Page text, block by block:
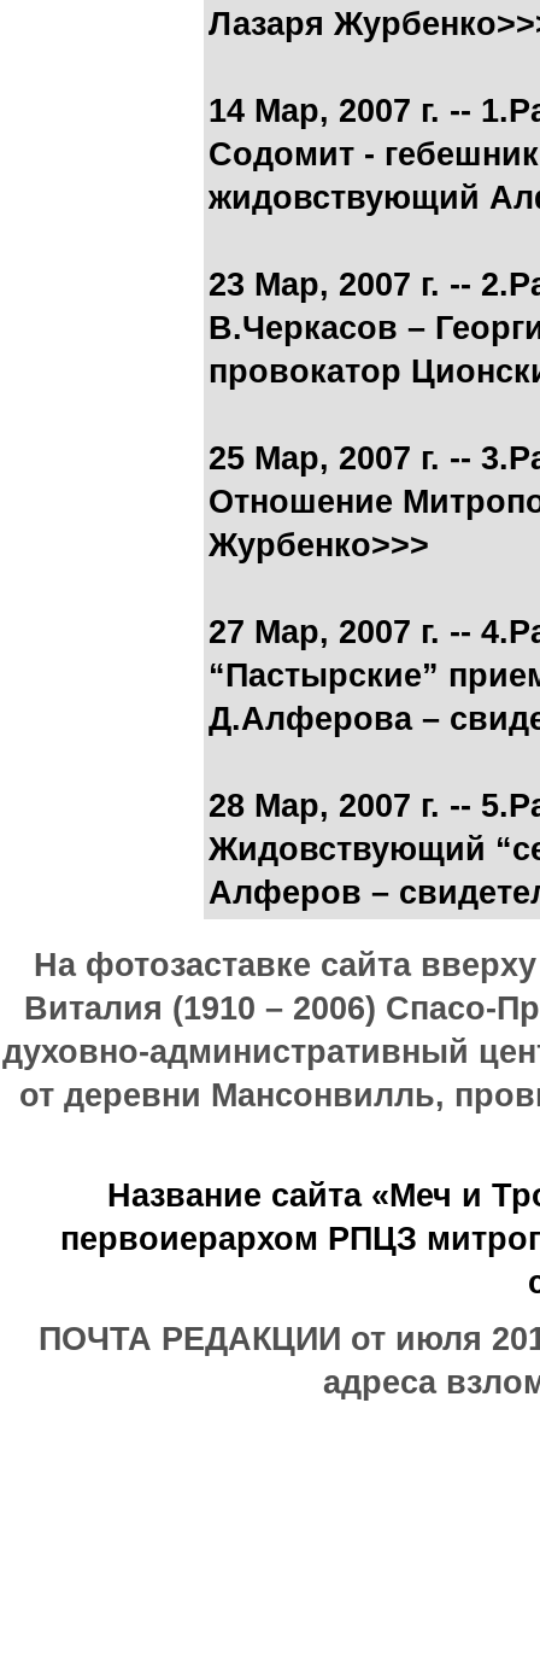
Лазаря
14 Мар, 2007 г. --
Содомит -
жидовствующий
23 Мар, 2007 г. --
В.Черкасов –
провокатор
25 Мар, 2007 г. --
Отношение
Журбенко>>>
27 Мар, 2007 г. --
“Пастырские”
Д.Алферова –
28 Мар, 2007 г. --
Жидовствующий
Алферов –
На фотозаставке сайта
Виталия (1910 – 2006) Спасо-
духовно-административный
от деревни Мансонвилль,
Название сайта «Меч и
первоиерархом РПЦЗ
ПОЧТА РЕДАКЦИИ от июля
адреса